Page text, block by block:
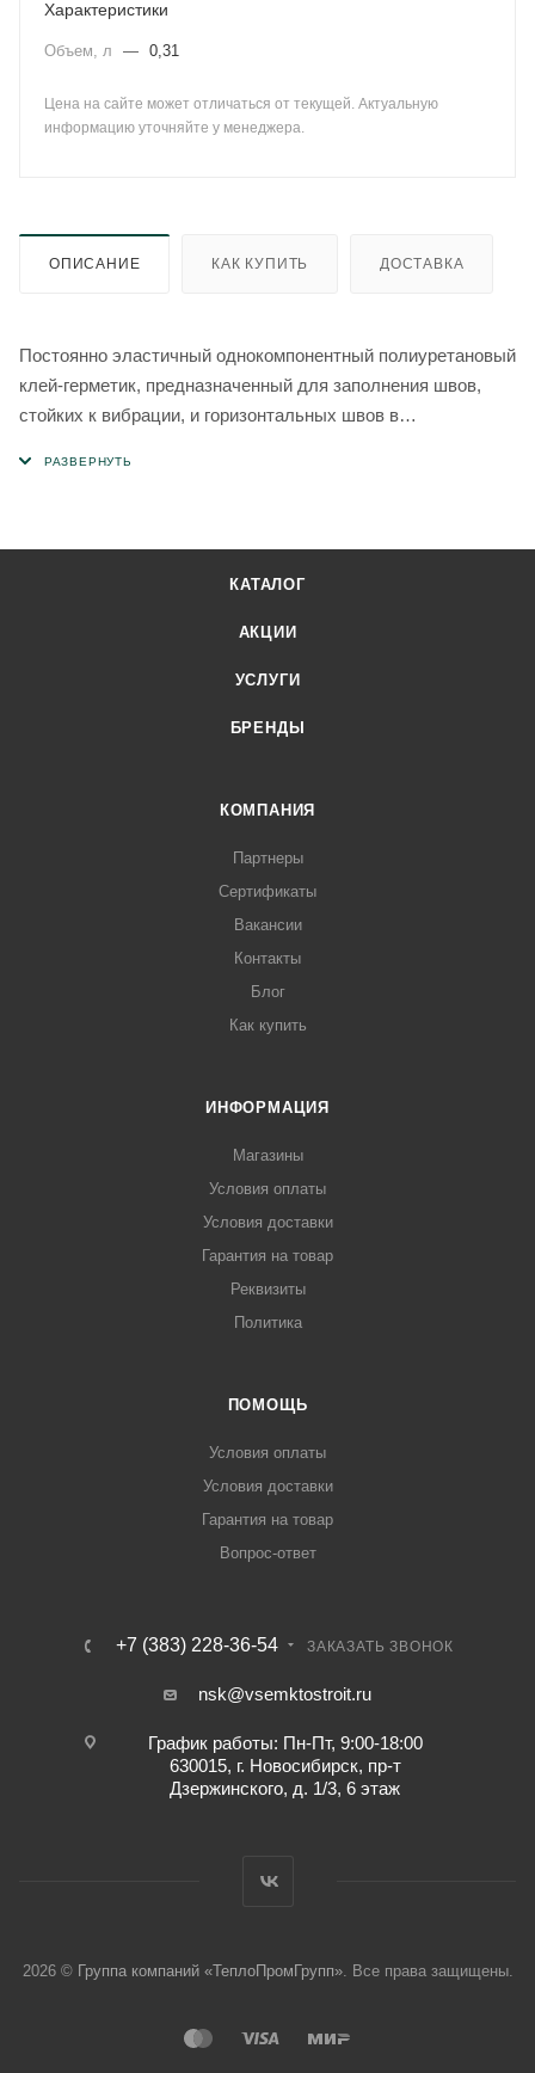
Характеристики
Объем, л — 0,31
Цена на сайте может отличаться от текущей. Актуальную
информацию уточняйте у менеджера.
ОПИСАНИЕ КАК КУПИТЬ ДОСТАВКА
Постоянно эластичный однокомпонентный полиуретановый
клей-герметик, предназначенный для заполнения швов,
стойких к вибрации, и горизонтальных швов в
КАТАЛОГ
АКЦИИ
УСЛУГИ
БРЕНДЫ
КОМПАНИЯ
Партнеры
Сертификаты
Вакансии
Контакты
Блог
Как купить
ИНФОРМАЦИЯ
Магазины
Условия оплаты
Условия доставки
Гарантия на товар
Реквизиты
Политика
ПОМОЩЬ
Условия оплаты
Условия доставки
Гарантия на товар
Вопрос-ответ
+7 (383) 228-36-54 ЗАКАЗАТЬ ЗВОНОК
nsk@vsemktostroit.ru
График работы: Пн-Пт, 9:00-18:00
630015, г. Новосибирск, пр-т
Дзержинского, д. 1/3, 6 этаж
2026 © Группа компаний «ТеплоПромГрупп». Все права защищены.